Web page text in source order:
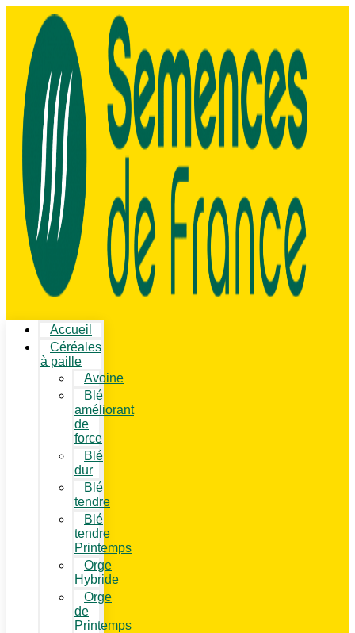
Accueil
Céréales
à paille
Avoine
Blé
améliorant
de
force
Blé
dur
Blé
tendre
Blé
tendre
Printemps
Orge
Hybride
Orge
de
Printemps